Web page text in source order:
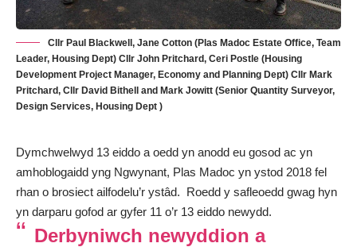
Cllr Paul Blackwell, Jane Cotton (Plas Madoc Estate Office, Team
Leader, Housing Dept) Cllr John Pritchard, Ceri Postle (Housing
Development Project Manager, Economy and Planning Dept) Cllr Mark
Pritchard, Cllr David Bithell and Mark Jowitt (Senior Quantity Surveyor,
Design Services, Housing Dept )
Dymchwelwyd 13 eiddo a oedd yn anodd eu gosod ac yn
amhoblogaidd yng Ngwynant, Plas Madoc yn ystod 2018 fel
rhan o brosiect ailfodelu’r ystâd. Roedd y safleoedd gwag hyn
yn darparu gofod ar gyfer 11 o’r 13 eiddo newydd.
Derbyniwch newyddion a